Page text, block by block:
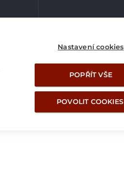
Nastavení cookies
POPŘÍT VŠE
POVOLIT COOKIES